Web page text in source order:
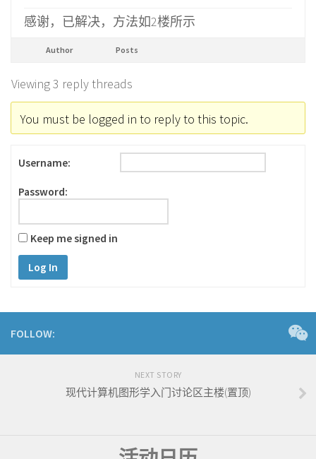
感谢，已解决，方法如2楼所示
Author Posts
Viewing 3 reply threads
You must be logged in to reply to this topic.
Username:
Password:
Keep me signed in
Log In
FOLLOW:
NEXT STORY
现代计算机图形学入门讨论区主楼(置顶)